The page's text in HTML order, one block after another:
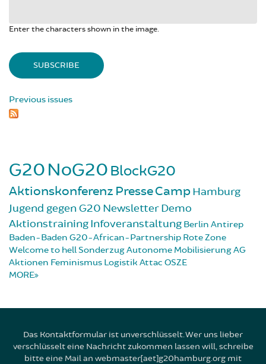
Enter the characters shown in the image.
Previous issues
G20NoG20 BlockG20
Aktionskonferenz PresseCampHamburg
Jugend gegen G20 NewsletterDemo
AktionstrainingInfoveranstaltung Berlin Antirep
Baden-Baden G20-African-Partnership Rote Zone
Welcome to hellSonderzugAutonome MobilisierungAG
Aktionen Feminismus Logistik Attac OSZE
MORE
Das Kontaktformular ist unverschlüsselt. Wer uns lieber
verschlüsselt eine Nachricht zukommen lassen will, schreibe
bitte eine Mail an webmaster[aet]g20hamburg.org mit